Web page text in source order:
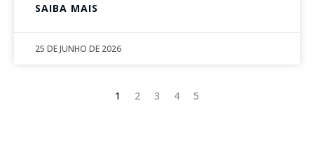
SAIBA MAIS
25 DE JUNHO DE 2026
1 2 3 4 5